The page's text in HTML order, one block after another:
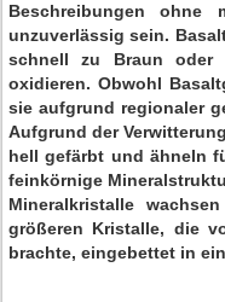
Beschreibungen ohne
unzuverlässig sein.
schnell zu Braun oder
oxidieren. Obwohl
sie aufgrund regionaler
Aufgrund der
hell gefärbt und ähneln
feinkörnige
Mineralkristalle
größeren Kristalle, die
brachte, eingebettet in